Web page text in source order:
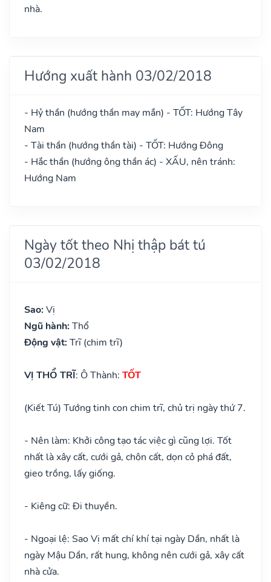
nhà.
Hướng xuất hành 03/02/2018
- Hỷ thần (hướng thần may mắn) - TỐT: Hướng Tây
Nam
- Tài thần (hướng thần tài) - TỐT: Hướng Đông
- Hắc thần (hướng ông thần ác) - XẤU, nên tránh:
Hướng Nam
Ngày tốt theo Nhị thập bát tú
03/02/2018
Sao: Vị
Ngũ hành: Thổ
Động vật: Trĩ (chim trĩ)
VỊ THỔ TRĨ: Ô Thành: TỐT
(Kiết Tú) Tướng tinh con chim trĩ, chủ trị ngày thứ 7.
- Nên làm: Khởi công tạo tác việc gì cũng lợi. Tốt
nhất là xây cất, cưới gả, chôn cất, dọn cỏ phá đất,
gieo trồng, lấy giống.
- Kiêng cữ: Đi thuyền.
- Ngoại lệ: Sao Vị mất chí khí tại ngày Dần, nhất là
ngày Mậu Dần, rất hung, không nên cưới gả, xây cất
nhà cửa.